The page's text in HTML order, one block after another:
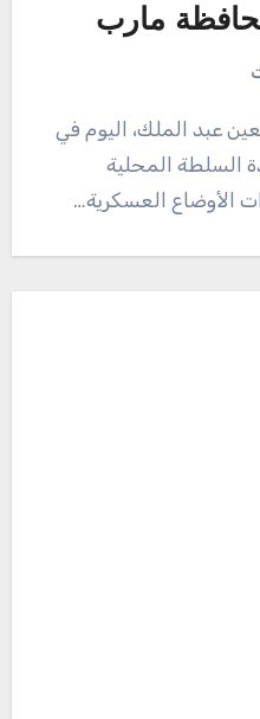
مارب
السلطة المحلية
الأوضاع العسكرية…